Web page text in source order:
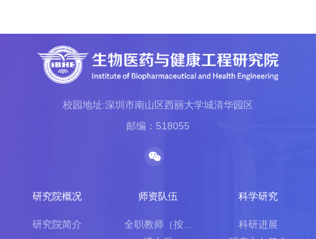
校园地址:深圳市南山区西丽大学城清华园区
邮编：518055
研究院概况
研究院简介
师资队伍
全职教师（按...
科学研究
科研进展